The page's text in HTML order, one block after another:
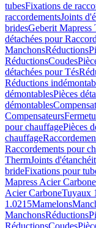
tubesFixations de
raccordementsJoints
bridesGeberit Mapress
détachées pour
ManchonsRéductions
RéductionsCoudes
détachées pour Tés
Réductions
démontablesPièces
démontables
Compensateurs
pour chauffagePièces
chauffage
Raccordements pour
ThermJoints
brideFixations pour
Mapress Acier Carbone
Acier CarboneTuyaux
1.0215Mamelons
ManchonsRéductions
RéductionsCoudes